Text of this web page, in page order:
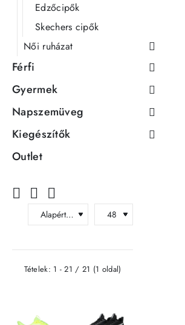
Edzőcipők
Skechers cipők
Női ruházat
Férfi
Gyermek
Napszemüveg
Kiegészítők
Outlet
Tételek: 1 - 21 / 21 (1 oldal)